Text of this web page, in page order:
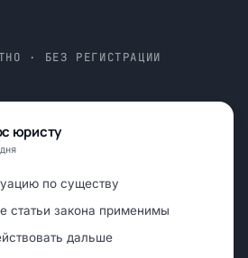
· БЕЗ РЕГИСТРАЦИИ
юристу
по существу
статьи закона применимы
дальше